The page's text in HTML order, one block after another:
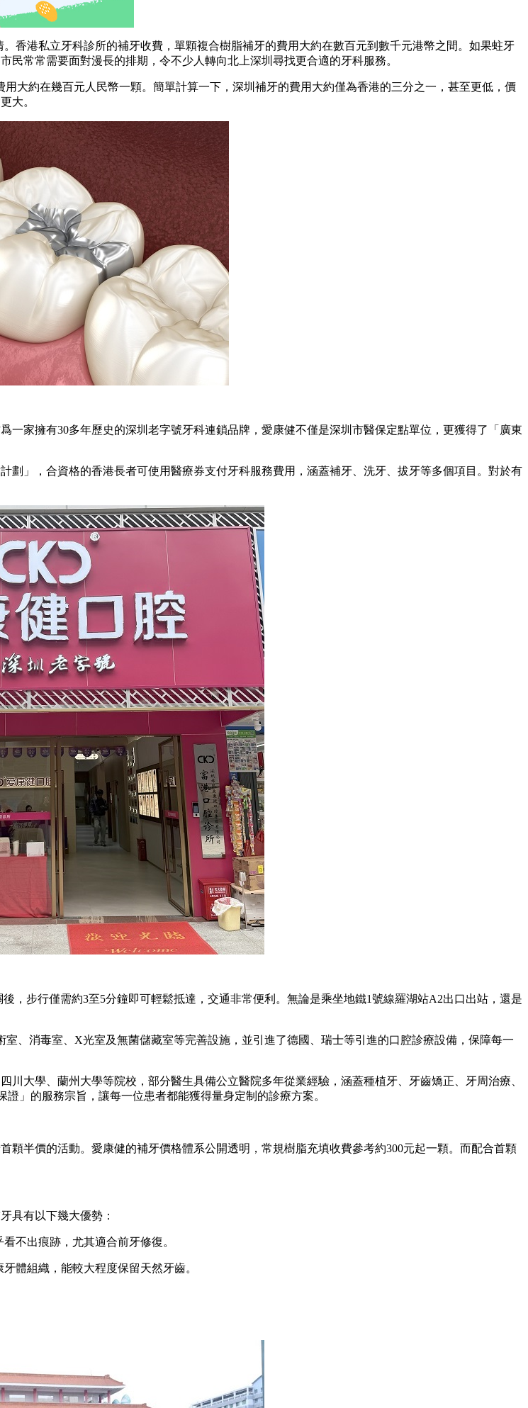
港私立牙科診所的補牙收費，單顆複合樹脂補牙的費用大約在數百元到數千元港幣之間。如果蛀牙
常常需要面對漫長的排期，令不少人轉向北上深圳尋找更合適的牙科服務。
大約在幾百元人民幣一顆。簡單計算一下，深圳補牙的費用大約僅為香港的三分之一，甚至更低，價
大。
家擁有30多年歷史的深圳老字號牙科連鎖品牌，愛康健不僅是深圳市醫保定點單位，更獲得了「廣東
」，合資格的香港長者可使用醫療券支付牙科服務費用，涵蓋補牙、洗牙、拔牙等多個項目。對於有
後，步行僅需約3至5分鐘即可輕鬆抵達，交通非常便利。無論是乘坐地鐵1號線羅湖站A2出口出站，還是
消毒室、X光室及無菌儲藏室等完善設施，並引進了德國、瑞士等引進的口腔診療設備，保障每一
大學、蘭州大學等院校，部分醫生具備公立醫院多年從業經驗，涵蓋種植牙、牙齒矯正、牙周治療、
」的服務宗旨，讓每一位患者都能獲得量身定制的診療方案。
半價的活動。愛康健的補牙價格體系公開透明，常規樹脂充填收費參考約300元起一顆。而配合首顆
具有以下幾大優勢：
不出痕跡，尤其適合前牙修復。
體組織，能較大程度保留天然牙齒。